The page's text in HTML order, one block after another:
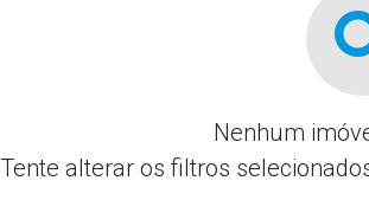
Nenhum
Tente alterar os filtros